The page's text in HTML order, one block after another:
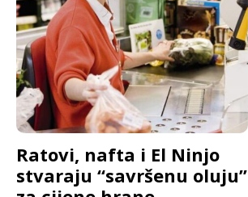
Ratovi, nafta i El Ninjo
stvaraju “savršenu oluju”